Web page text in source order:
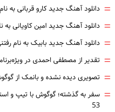
= دانلود آهنگ جدید کارو قربانی به
= دانلود آهنگ جدید امین کاویانی به
= دانلود آهنگ جدید بابیک به نام
= تقدیر از مصطفی احمدی در
= تصویری دیده نشده و بانمک از
=
53